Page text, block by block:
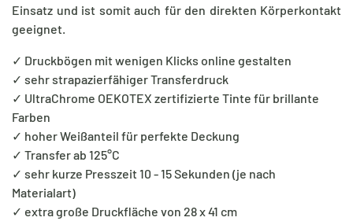
Einsatz und ist somit auch für den direkten Körperkontakt
geeignet.
✓ Druckbögen mit wenigen Klicks online gestalten
✓ sehr strapazierfähiger Transferdruck
✓ UltraChrome OEKOTEX zertifizierte Tinte für brillante
Farben
✓ hoher Weißanteil für perfekte Deckung
✓ Transfer ab 125°C
✓ sehr kurze Presszeit 10 - 15 Sekunden (je nach
Materialart)
✓ extra große Druckfläche von 28 x 41 cm